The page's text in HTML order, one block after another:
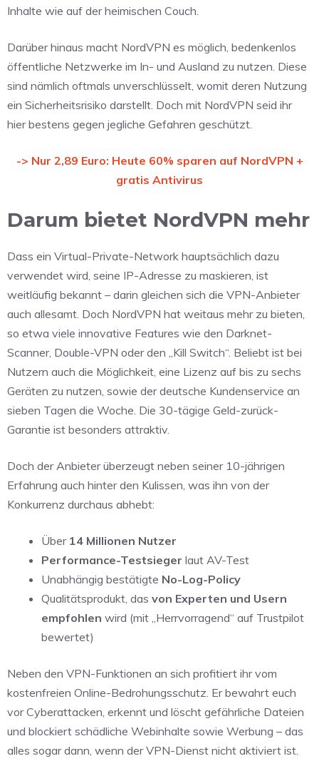
Inhalte wie auf der heimischen Couch.
Darüber hinaus macht NordVPN es möglich, bedenkenlos
öffentliche Netzwerke im In- und Ausland zu nutzen. Diese
sind nämlich oftmals unverschlüsselt, womit deren Nutzung
ein Sicherheitsrisiko darstellt. Doch mit NordVPN seid ihr
hier bestens gegen jegliche Gefahren geschützt.
-> Nur 2,89 Euro: Heute 60% sparen auf NordVPN +
gratis Antivirus
Darum bietet NordVPN mehr
Dass ein Virtual-Private-Network hauptsächlich dazu
verwendet wird, seine IP-Adresse zu maskieren, ist
weitläufig bekannt – darin gleichen sich die VPN-Anbieter
auch allesamt. Doch NordVPN hat weitaus mehr zu bieten,
so etwa viele innovative Features wie den Darknet-
Scanner, Double-VPN oder den „Kill Switch“. Beliebt ist bei
Nutzern auch die Möglichkeit, eine Lizenz auf bis zu sechs
Geräten zu nutzen, sowie der deutsche Kundenservice an
sieben Tagen die Woche. Die 30-tägige Geld-zurück-
Garantie ist besonders attraktiv.
Doch der Anbieter überzeugt neben seiner 10-jährigen
Erfahrung auch hinter den Kulissen, was ihn von der
Konkurrenz durchaus abhebt:
Über 14 Millionen Nutzer
Performance-Testsieger laut AV-Test
Unabhängig bestätigte No-Log-Policy
Qualitätsprodukt, das von Experten und Usern
empfohlen wird (mit „Herrvorragend“ auf Trustpilot
bewertet)
Neben den VPN-Funktionen an sich profitiert ihr vom
kostenfreien Online-Bedrohungsschutz. Er bewahrt euch
vor Cyberattacken, erkennt und löscht gefährliche Dateien
und blockiert schädliche Webinhalte sowie Werbung – das
alles sogar dann, wenn der VPN-Dienst nicht aktiviert ist.